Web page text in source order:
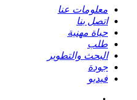
معلومات عنا
اتصل بنا
حياة مهنية
طلب
البحث والتطوير
جودة
فيديو